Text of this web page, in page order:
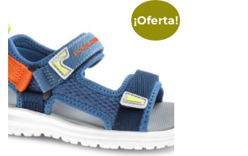
¡Oferta!